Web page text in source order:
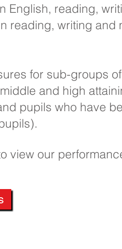
English, reading,
reading, writing and
for sub-groups
and high
pupils who have
view our